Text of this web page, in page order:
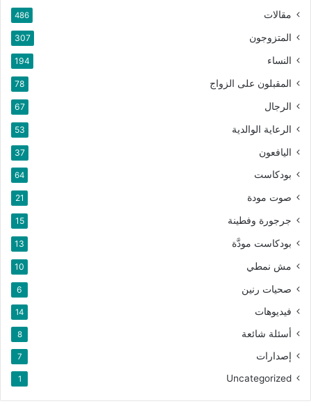
مقالات 486
المتزوجون 307
النساء 194
المقبلون على الزواج 78
الرجال 67
الرعاية الوالدية 53
اليافعون 37
بودكاست 64
صوت مودة 21
جرجورة وفطينة 15
بودكاست مودَّة 13
مش نمطي 10
صحيات رنين 6
فيديوهات 14
أسئلة شائعة 8
إصدارات 7
Uncategorized
1